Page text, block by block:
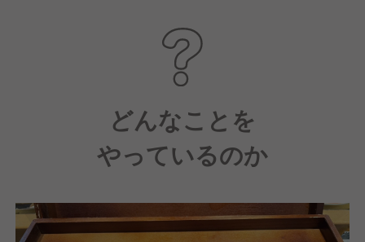
どんなことを
やっているのか